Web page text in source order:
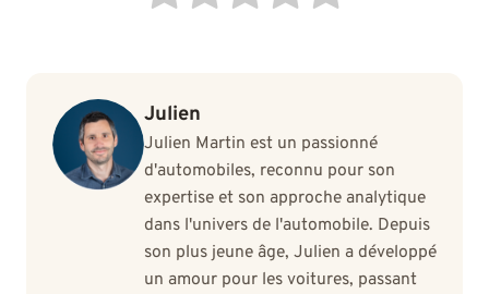
Julien
Julien Martin est un passionné
d'automobiles, reconnu pour son
expertise et son approche analytique
dans l'univers de l'automobile. Depuis
son plus jeune âge, Julien a développé
un amour pour les voitures, passant